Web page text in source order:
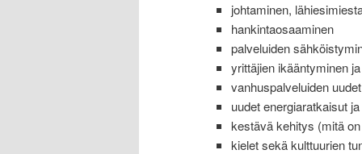
johtaminen,
hankintaosaaminen
palveluiden
yrittäjien ikääntyminen
vanhuspalveluiden
uudet energiaratkaisut
kestävä kehitys (mitä
kielet sekä kulttuurien